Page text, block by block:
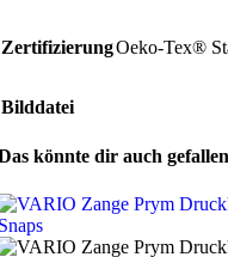
ZertifizierungOeko-Tex®
Bilddatei
könnte dir auch